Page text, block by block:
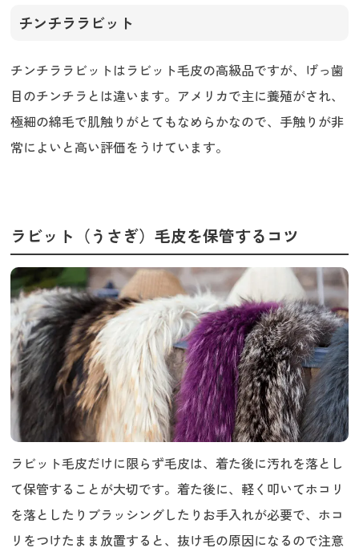
チンチララビット
チンチララビットはラビット毛皮の高級品ですが、げっ歯
目のチンチラとは違います。アメリカで主に養殖がされ、
極細の綿毛で肌触りがとてもなめらかなので、手触りが非
常によいと高い評価をうけています。
ラビット（うさぎ）毛皮を保管するコツ
ラビット毛皮だけに限らず毛皮は、着た後に汚れを落とし
て保管することが大切です。着た後に、軽く叩いてホコリ
を落としたりブラッシングしたりお手入れが必要で、ホコ
リをつけたまま放置すると、抜け毛の原因になるので注意